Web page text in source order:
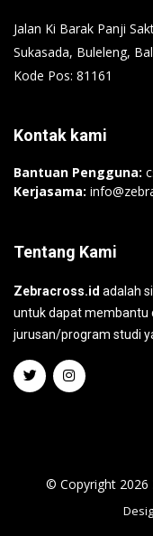
Jalan Ki Barak Panji
Sukasada, Buleleng,
Kode Pos: 81161
Kontak kami
Bantuan Pengguna:
Kerjasama:
Tentang Kami
Zebracross.id adalah
untuk dapat membantu
jurusan/program studi
© Copyright 2026